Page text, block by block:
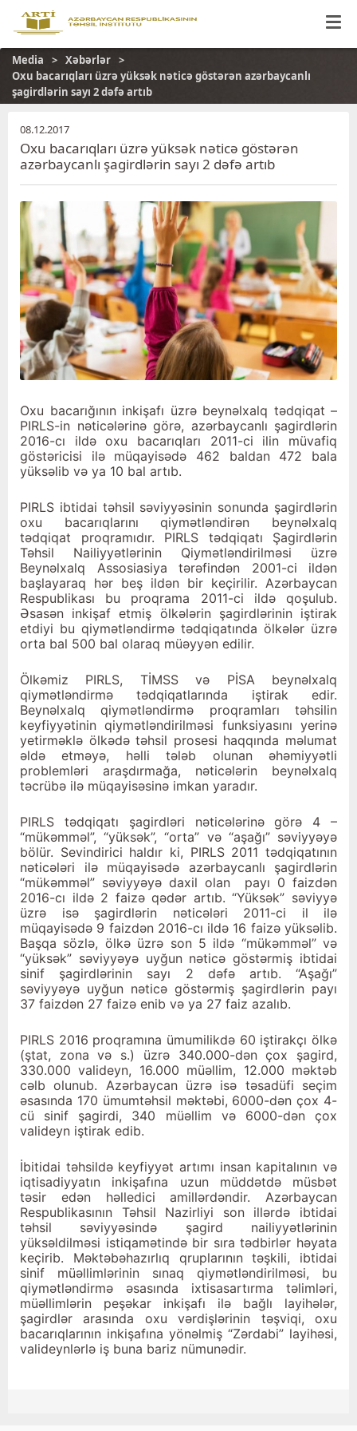
Media
Xəbərlər
Oxu bacarıqları üzrə yüksək nəticə göstərən azərbaycanlı
şagirdlərin sayı 2 dəfə artıb
08.12.2017
Oxu bacarıqları üzrə yüksək nəticə göstərən
azərbaycanlı şagirdlərin sayı 2 dəfə artıb
Oxu bacarığının inkişafı üzrə beynəlxalq tədqiqat –
PIRLS-in nəticələrinə görə, azərbaycanlı şagirdlərin
2016-cı ildə oxu bacarıqları 2011-ci ilin müvafiq
göstəricisi ilə müqayisədə 462 baldan 472 bala
yüksəlib və ya 10 bal artıb.
PIRLS ibtidai təhsil səviyyəsinin sonunda şagirdlərin
oxu bacarıqlarını qiymətləndirən beynəlxalq
tədqiqat proqramıdır. PIRLS tədqiqatı Şagirdlərin
Təhsil Nailiyyətlərinin Qiymətləndirilməsi üzrə
Beynəlxalq Assosiasiya tərəfindən 2001-ci ildən
başlayaraq hər beş ildən bir keçirilir. Azərbaycan
Respublikası bu proqrama 2011-ci ildə qoşulub.
Əsasən inkişaf etmiş ölkələrin şagirdlərinin iştirak
etdiyi bu qiymətləndirmə tədqiqatında ölkələr üzrə
orta bal 500 bal olaraq müəyyən edilir.
Ölkəmiz PIRLS, TİMSS və PİSA beynəlxalq
qiymətləndirmə tədqiqatlarında iştirak edir.
Beynəlxalq qiymətləndirmə proqramları təhsilin
keyfiyyətinin qiymətləndirilməsi funksiyasını yerinə
yetirməklə ölkədə təhsil prosesi haqqında məlumat
əldə etməyə, həlli tələb olunan əhəmiyyətli
problemləri araşdırmağa, nəticələrin beynəlxalq
təcrübə ilə müqayisəsinə imkan yaradır.
PIRLS tədqiqatı şagirdləri nəticələrinə görə 4 –
“mükəmməl”, “yüksək”, “orta” və “aşağı” səviyyəyə
bölür. Sevindirici haldır ki, PIRLS 2011 tədqiqatının
nəticələri ilə müqayisədə azərbaycanlı şagirdlərin
“mükəmməl” səviyyəyə daxil olan payı 0 faizdən
2016-cı ildə 2 faizə qədər artıb. “Yüksək” səviyyə
üzrə isə şagirdlərin nəticələri 2011-ci il ilə
müqayisədə 9 faizdən 2016-cı ildə 16 faizə yüksəlib.
Başqa sözlə, ölkə üzrə son 5 ildə “mükəmməl” və
“yüksək” səviyyəyə uyğun nəticə göstərmiş ibtidai
sinif şagirdlərinin sayı 2 dəfə artıb. “Aşağı”
səviyyəyə uyğun nəticə göstərmiş şagirdlərin payı
37 faizdən 27 faizə enib və ya 27 faiz azalıb.
PIRLS 2016 proqramına ümumilikdə 60 iştirakçı ölkə
(ştat, zona və s.) üzrə 340.000-dən çox şagird,
330.000 valideyn, 16.000 müəllim, 12.000 məktəb
cəlb olunub. Azərbaycan üzrə isə təsadüfi seçim
əsasında 170 ümumtəhsil məktəbi, 6000-dən çox 4-
cü sinif şagirdi, 340 müəllim və 6000-dən çox
valideyn iştirak edib.
İbitidai təhsildə keyfiyyət artımı insan kapitalının və
iqtisadiyyatın inkişafına uzun müddətdə müsbət
təsir edən həlledici amillərdəndir. Azərbaycan
Respublikasının Təhsil Nazirliyi son illərdə ibtidai
təhsil səviyyəsində şagird nailiyyətlərinin
yüksəldilməsi istiqamətində bir sıra tədbirlər həyata
keçirib. Məktəbəhazırlıq qruplarının təşkili, ibtidai
sinif müəllimlərinin sınaq qiymətləndirilməsi, bu
qiymətləndirmə əsasında ixtisasartırma təlimləri,
müəllimlərin peşəkar inkişafı ilə bağlı layihələr,
şagirdlər arasında oxu vərdişlərinin təşviqi, oxu
bacarıqlarının inkişafına yönəlmiş “Zərdabi” layihəsi,
valideynlərlə iş buna bariz nümunədir.